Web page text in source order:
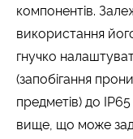
компонентів.
використання
гнучко
(запобігання
предметів) до IP65
вище, що може